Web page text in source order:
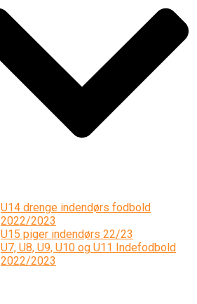
U14 drenge indendørs fodbold
2022/2023
U15 piger indendørs 22/23
U7, U8, U9, U10 og U11 Indefodbold
2022/2023